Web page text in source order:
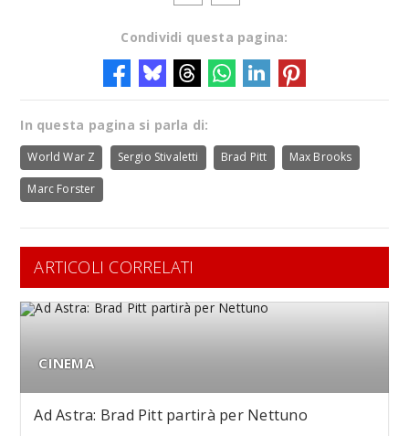
Condividi questa pagina:
In questa pagina si parla di:
World War Z Sergio Stivaletti Brad Pitt Max Brooks
Marc Forster
ARTICOLI CORRELATI
CINEMA
Ad Astra: Brad Pitt partirà per Nettuno